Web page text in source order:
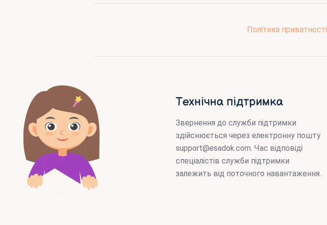
Політика приватності
Технічна підтримка
Звернення до служби підтримки
здійснюється через електронну пошту
support@esadok.com. Час відповіді
спеціалістів служби підтримки
залежить від поточного навантаження.